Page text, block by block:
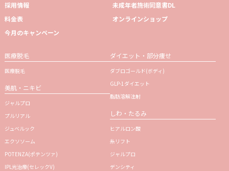
採用情報
未成年者施術同意書DL
料金表
オンラインショップ
今月のキャンペーン
医療脱毛
医療脱毛
美肌・ニキビ
ジャルプロ
プルリアル
ジュベルック
エクソソーム
POTENZA(ポテンツァ)
IPL光治療(セレックV)
ダイエット・部分痩せ
ダブロゴールド(ボディ)
GLP-1ダイエット
脂肪溶解注射
しわ・たるみ
ヒアルロン酸
糸リフト
ジャルプロ
デンシティ